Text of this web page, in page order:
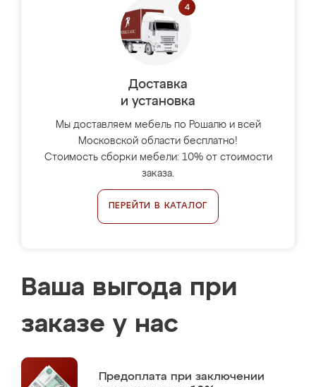
Доставка
и установка
Мы доставляем мебель по Рошалю и всей
Московской области бесплатно!
Стоимость сборки мебели: 10% от стоимости
заказа.
ПЕРЕЙТИ В КАТАЛОГ
Ваша выгода при
заказе у нас
Предоплата при заключении